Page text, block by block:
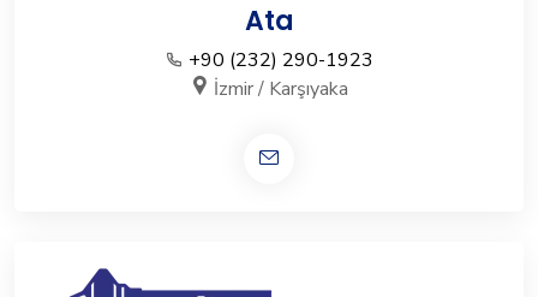
Ata
+90 (232) 290-1923
İzmir / Karşıyaka